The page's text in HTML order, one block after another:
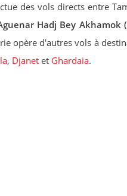
des vols directs entre
Hadj Bey Akhamok
opère d'autres vols à
, Djanet et Ghardaia.